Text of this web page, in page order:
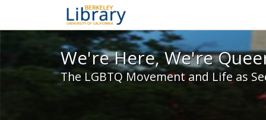
We're Here, We're
We're Here, We're
The LGBTQ Movement and Life as